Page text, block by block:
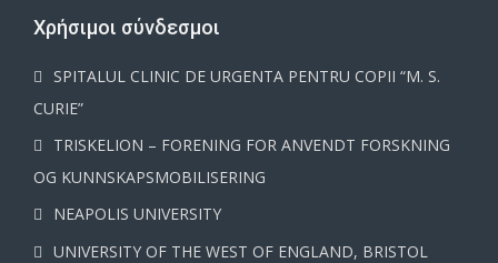
Χρήσιμοι σύνδεσμοι
SPITALUL CLINIC DE URGENTA PENTRU COPII “M. S.
CURIE”
TRISKELION – FORENING FOR ANVENDT FORSKNING
OG KUNNSKAPSMOBILISERING
NEAPOLIS UNIVERSITY
UNIVERSITY OF THE WEST OF ENGLAND, BRISTOL